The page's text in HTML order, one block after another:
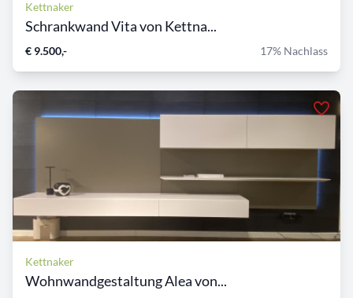
Kettnaker
Schrankwand Vita von Kettna...
€ 9.500,- 17% Nachlass
Kettnaker
Wohnwandgestaltung Alea von...